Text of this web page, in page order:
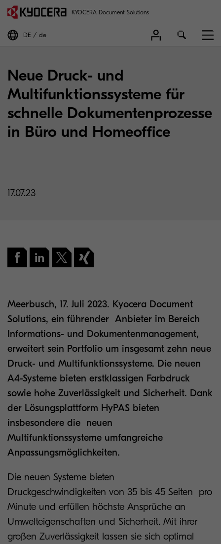
KYOCERA Document Solutions
DE de
Neue Druck- und
Multifunktionssysteme für
schnelle Dokumentenprozesse
in Büro und Homeoffice
17.07.23
Meerbusch, 17. Juli 2023. Kyocera Document
Solutions, ein führender Anbieter im Bereich
Informations- und Dokumentenmanagement,
erweitert sein Portfolio um insgesamt zehn neue
Druck- und Multifunktionssysteme. Die neuen
A4-Systeme bieten erstklassigen Farbdruck
sowie hohe Zuverlässigkeit und Sicherheit. Dank
der Lösungsplattform HyPAS bieten
insbesondere die neuen
Multifunktionssysteme umfangreiche
Anpassungsmöglichkeiten.
Die neuen Systeme bieten
Druckgeschwindigkeiten von 35 bis 45 Seiten pro
Minute und erfüllen höchste Ansprüche an
Umwelteigenschaften und Sicherheit. Mit ihrer
großen Zuverlässigkeit lassen sie sich optimal